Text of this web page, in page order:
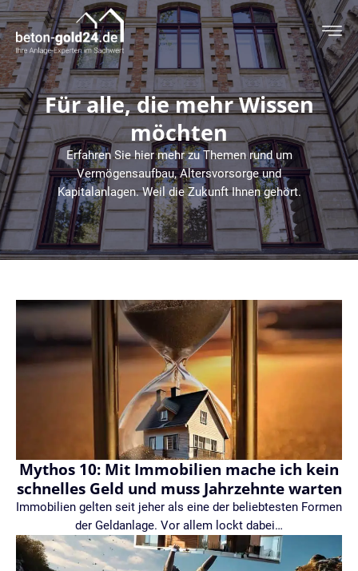
Für alle, die mehr Wissen
möchten
Erfahren Sie hier mehr zu Themen rund um
Vermögensaufbau, Altersvorsorge und
Kapitalanlagen. Weil die Zukunft Ihnen gehört.
Mythos 10: Mit Immobilien mache ich kein
schnelles Geld und muss Jahrzehnte warten
Immobilien gelten seit jeher als eine der beliebtesten Formen
der Geldanlage. Vor allem lockt dabei…